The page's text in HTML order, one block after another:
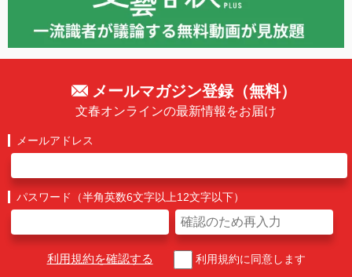
メールマガジン登録（無料）
文春オンラインの最新情報をお届け
メールアドレス
パスワード（半角英数6文字以上12文字以下）
利用規約を確認する 利用規約に同意します